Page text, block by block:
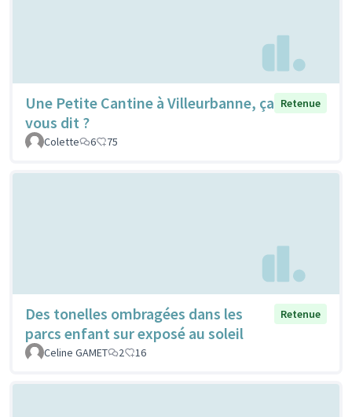
Une Petite Cantine à Villeurbanne, ça
vous dit ?
Retenue
Colette 6 75
Des tonelles ombragées dans les
parcs enfant sur exposé au soleil
Retenue
Celine GAMET 2 16